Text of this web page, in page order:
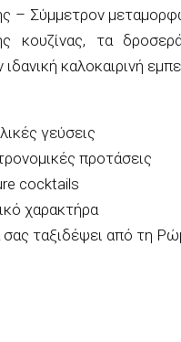
– Σύμμετρον
κουζίνας, τα
καλοκαιρινή
γεύσεις
προτάσεις
cocktails
χαρακτήρα
ταξιδέψει από τη